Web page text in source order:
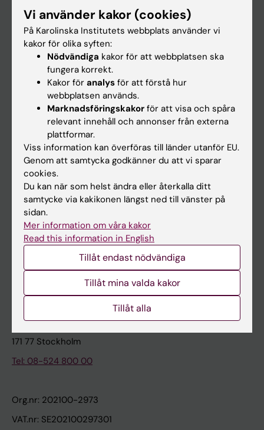
Ladok
Canvas
Schema
Studentmejlen
Kurs- och programwebbar
Student på KI
Medarbetare
Medarbetarportalen
Kontakta och besök KI
Universitetsbiblioteket
Stöd forskning och utbildning
Karolinska Institutet Innovation
Kontakta presstjänsten
Karolinska Institutet
171 77 Stockholm
Tel: 08-524 800 00
Org.nr: 202100-2973
VAT.nr: SE202100297301
Vi använder kakor (cookies)
På Karolinska Institutets webbplats använder vi
kakor för olika syften:
Nödvändiga kakor för att webbplatsen ska
fungera korrekt.
Kakor för analys för att förstå hur
webbplatsen används.
Marknadsföringskakor för att visa och spåra
relevant innehåll och annonser från externa
plattformar.
Viss information kan överföras till länder utanför EU.
Genom att samtycka godkänner du att vi sparar
cookies.
Du kan när som helst ändra eller återkalla ditt
samtycke via kakikonen längst ned till vänster på
sidan.
Mer information om våra kakor
Read this information in English
Tillåt endast nödvändiga
Tillåt mina valda kakor
Tillåt alla